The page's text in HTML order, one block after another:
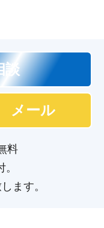
談
メール
料
ます。